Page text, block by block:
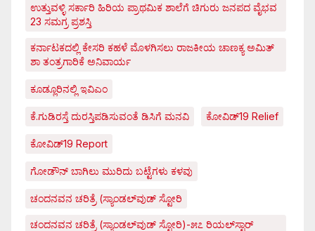
ಉತ್ತುವಳ್ಳಿ ಸರ್ಕಾರಿ ಹಿರಿಯ ಪ್ರಾಥಮಿಕ ಶಾಲೆಗೆ ಚಿಗುರು ಜನಪದ ವೈಭವ
23 ಸಮಗ್ರ ಪ್ರಶಸ್ತಿ
ಕರ್ನಾಟಕದಲ್ಲಿ ಕೇಸರಿ ಕಹಳೆ ಮೊಳಗಿಸಲು ರಾಜಕೀಯ ಚಾಣಕ್ಯ ಅಮಿತ್
ಶಾ ತಂತ್ರಗಾರಿಕೆ ಅನಿವಾರ್ಯ
ಕೂಡ್ಲೂರಿನಲ್ಲಿ ಇವಿಎಂ
ಕೆ.ಗುಡಿರಸ್ತೆ ದುರಸ್ತಿಪಡಿಸುವಂತೆ ಡಿಸಿಗೆ ಮನವಿ ಕೋವಿಡ್‌19 Relief
ಕೋವಿಡ್‌19 Report
ಗೋಡೌನ್ ಬಾಗಿಲು ಮುರಿದು ಬಟ್ಟೆಗಳು ಕಳವು
ಚಂದನವನ ಚರಿತ್ರೆ (ಸ್ಯಾಂಡಲ್‌ವುಡ್ ಸ್ಟೋರಿ
ಚಂದನವನ ಚರಿತ್ರೆ (ಸ್ಯಾಂಡಲ್‌ವುಡ್ ಸ್ಟೋರಿ)-೫೭ ರಿಯಲ್‌ಸ್ಟಾರ್